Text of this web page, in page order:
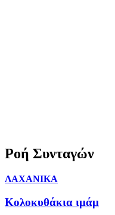
Ροή Συνταγών
ΛΑΧΑΝΙΚΑ
Κολοκυθάκια ιμάμ